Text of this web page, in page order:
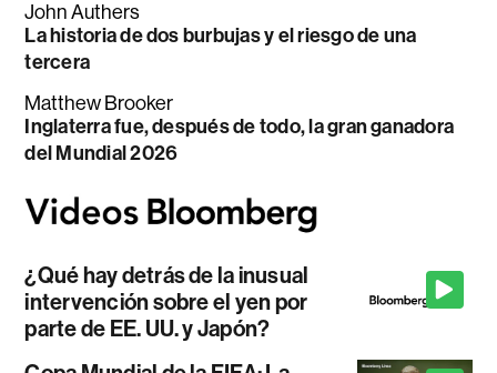
John Authers
La historia de dos burbujas y el riesgo de una
tercera
Matthew Brooker
Inglaterra fue, después de todo, la gran ganadora
del Mundial 2026
¿Qué hay detrás de la inusual
intervención sobre el yen por
parte de EE. UU. y Japón?